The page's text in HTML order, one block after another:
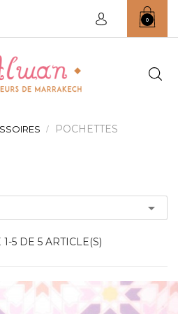
0
POCHETTES

5 DE 5 ARTICLE(S)